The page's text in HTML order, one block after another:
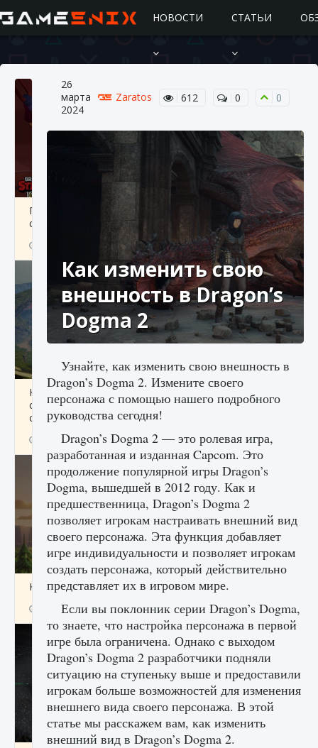
НОВОСТИ СТАТЬИ
Подробное руководство по получению
самоцветов Brawl Stars
2 685 0 1
Как исправить ошибку Palworld «Идет
сохранение мира — Невозможно начать
сохранение данных мира»
9 августа 2024 2 511 0 0
Как заработать медали лиги Clash of Clans
9 августа 2024 2 599 0 1
26
марта
2024
Zaratos 612 0 0
Как изменить свою
внешность в Dragon’s
Dogma 2
Узнайте, как изменить свою внешность в
Dragon’s Dogma 2. Измените своего
персонажа с помощью нашего подробного
руководства сегодня!
Dragon’s Dogma 2 — это ролевая игра,
разработанная и изданная Capcom. Это
продолжение популярной игры Dragon’s
Dogma, вышедшей в 2012 году. Как и
предшественница, Dragon’s Dogma 2
позволяет игрокам настраивать внешний вид
своего персонажа. Эта функция добавляет
игре индивидуальности и позволяет игрокам
создать персонажа, который действительно
представляет их в игровом мире.
Если вы поклонник серии Dragon’s Dogma,
то знаете, что настройка персонажа в первой
игре была ограничена. Однако с выходом
Dragon’s Dogma 2 разработчики подняли
ситуацию на ступеньку выше и предоставили
игрокам больше возможностей для изменения
внешнего вида своего персонажа. В этой
статье мы расскажем вам, как изменить
внешний вид в Dragon’s Dogma 2.